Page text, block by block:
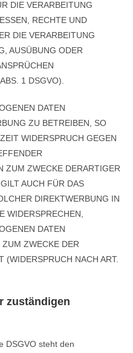
DIE VERARBEITUNG
RECHTE UND
DIE VERARBEITUNG
AUSÜBUNG ODER
1 DSGVO).
DATEN
ZU BETREIBEN, SO
WIDERSPRUCH GEGEN
ZUM ZWECKE DERARTIGER
AUCH FÜR DAS
DIREKTWERBUNG IN
WIDERSPRECHEN,
DATEN
ZWECKE DER
(WIDERSPRUCH NACH ART.
zuständigen
DSGVO steht den